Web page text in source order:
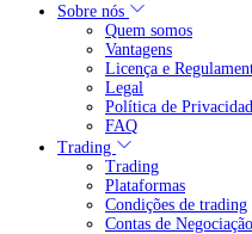
Sobre nós
Quem somos
Vantagens
Licença e
Legal
Política de
FAQ
Trading
Trading
Plataformas
Condições de trading
Contas de Negociação